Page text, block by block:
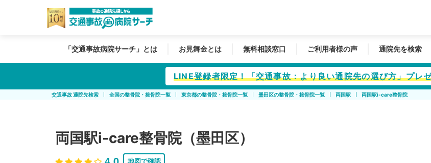
「交通事故病院サーチ」とは お見舞金とは 無料相談窓口 ご利用者様の声 通院先を検索
LINE登録者限定！「交通事故：より良い通院先の選び方」プレ
交通事故 通院先検索 全国の整骨院・接骨院一覧 東京都の整骨院・接骨院一覧 墨田区の整骨院・接骨院一覧 両国駅 両国駅i-care整骨院
両国駅i-care整骨院（墨田区）
地図で確認